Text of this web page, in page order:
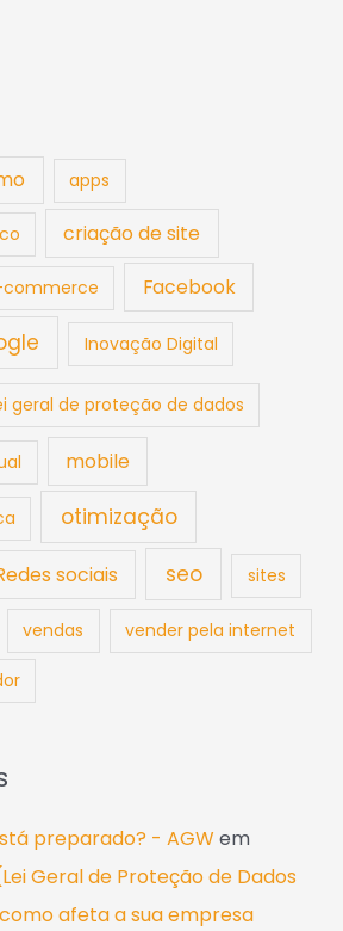
apps
criação de site
Facebook
Inovação Digital
geral de proteção de dados
mobile
otimização
sociais seo sites
vendas vender pela internet
preparado? - AGW em
Geral de Proteção de Dados
afeta a sua empresa